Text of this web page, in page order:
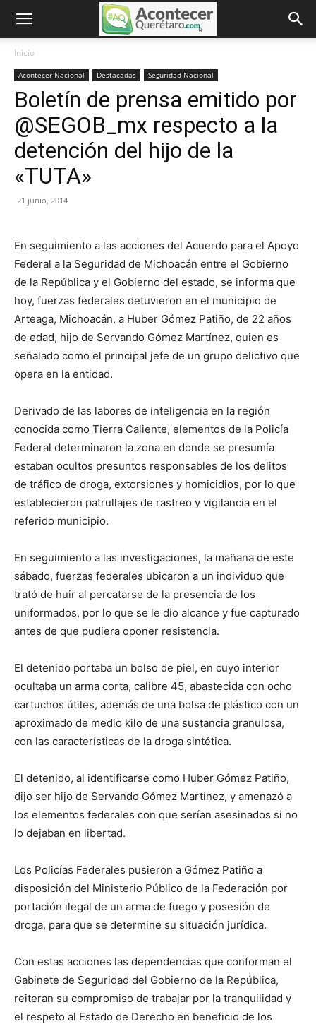
Inicio
Acontecer Nacional Destacadas Seguridad Nacional
Boletín de prensa emitido por
@SEGOB_mx respecto a la
detención del hijo de la
«TUTA»
21 junio, 2014
En seguimiento a las acciones del Acuerdo para el Apoyo
Federal a la Seguridad de Michoacán entre el Gobierno
de la República y el Gobierno del estado, se informa que
hoy, fuerzas federales detuvieron en el municipio de
Arteaga, Michoacán, a Huber Gómez Patiño, de 22 años
de edad, hijo de Servando Gómez Martínez, quien es
señalado como el principal jefe de un grupo delictivo que
opera en la entidad.
Derivado de las labores de inteligencia en la región
conocida como Tierra Caliente, elementos de la Policía
Federal determinaron la zona en donde se presumía
estaban ocultos presuntos responsables de los delitos
de tráfico de droga, extorsiones y homicidios, por lo que
establecieron patrullajes de rastreo y vigilancia en el
referido municipio.
En seguimiento a las investigaciones, la mañana de este
sábado, fuerzas federales ubicaron a un individuo que
trató de huir al percatarse de la presencia de los
uniformados, por lo que se le dio alcance y fue capturado
antes de que pudiera oponer resistencia.
El detenido portaba un bolso de piel, en cuyo interior
ocultaba un arma corta, calibre 45, abastecida con ocho
cartuchos útiles, además de una bolsa de plástico con un
aproximado de medio kilo de una sustancia granulosa,
con las características de la droga sintética.
El detenido, al identificarse como Huber Gómez Patiño,
dijo ser hijo de Servando Gómez Martínez, y amenazó a
los elementos federales con que serían asesinados si no
lo dejaban en libertad.
Los Policías Federales pusieron a Gómez Patiño a
disposición del Ministerio Público de la Federación por
portación ilegal de un arma de fuego y posesión de
droga, para que se determine su situación jurídica.
Con estas acciones las dependencias que conforman el
Gabinete de Seguridad del Gobierno de la República,
reiteran su compromiso de trabajar por la tranquilidad y
el respeto al Estado de Derecho en beneficio de los